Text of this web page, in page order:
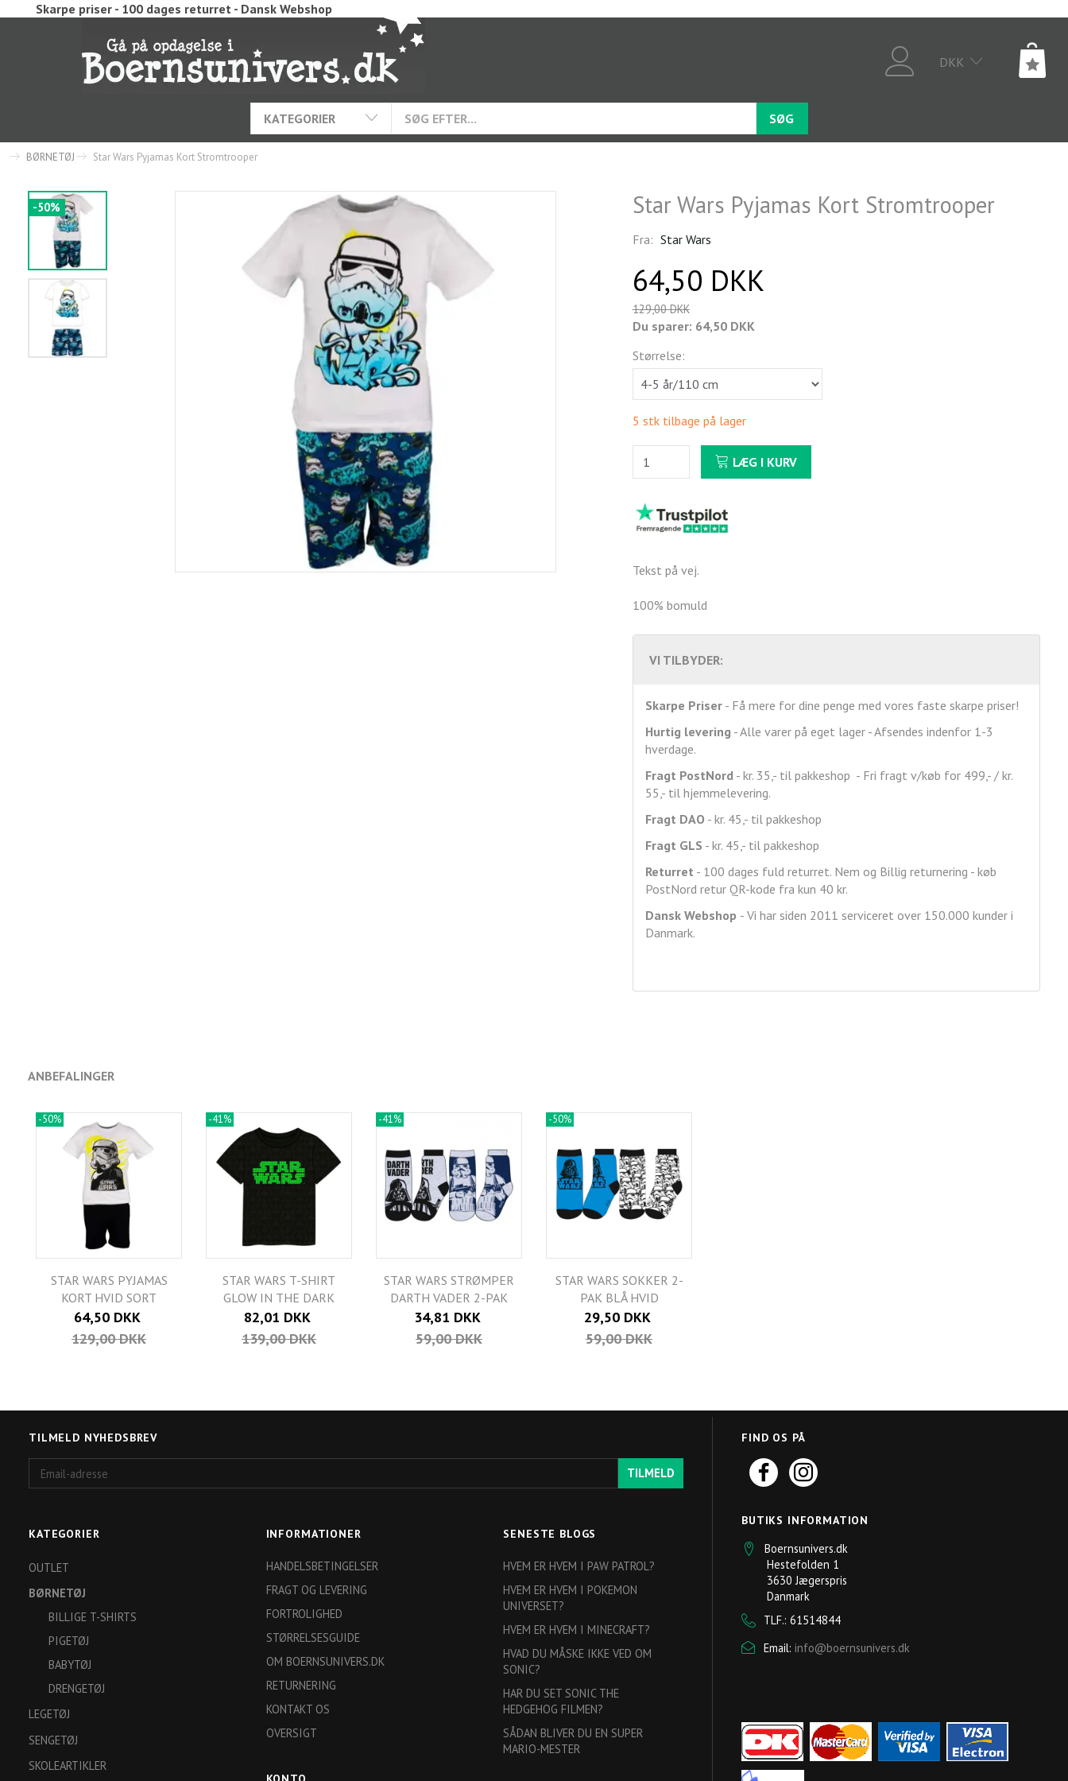
Skarpe priser - 100 dages returret - Dansk Webshop
DKK
KATEGORIER SØG
BØRNETØJ Star Wars Pyjamas Kort Stromtrooper
-50% Star Wars Pyjamas Kort Stromtrooper
Fra: Star Wars
64,50 DKK
129,00 DKK
Du sparer: 64,50 DKK
Størrelse:
5 stk tilbage på lager
LÆG I KURV
Tekst på vej.
100% bomuld
VI TILBYDER:
Skarpe Priser- Få mere for dine penge med vores faste skarpe priser!
Hurtig levering - Alle varer på eget lager - Afsendes indenfor 1-3
hverdage.
Fragt PostNord- kr. 35,- til pakkeshop - Fri fragt v/køb for 499,- / kr.
55,- til hjemmelevering.
Fragt DAO - kr. 45,- til pakkeshop
Fragt GLS - kr. 45,- til pakkeshop
Returret - 100 dages fuld returret. Nem og Billig returnering - køb
PostNord retur QR-kode fra kun 40 kr.
Dansk Webshop - Vi har siden 2011 serviceret over 150.000 kunder i
Danmark.
ANBEFALINGER
-50%
STAR WARS PYJAMAS
KORT HVID SORT
64,50 DKK
129,00 DKK
-41%
STAR WARS T-SHIRT
GLOW IN THE DARK
82,01 DKK
139,00 DKK
-41%
STAR WARS STRØMPER
DARTH VADER 2-PAK
34,81 DKK
59,00 DKK
-50%
STAR WARS SOKKER 2-
PAK BLÅ HVID
29,50 DKK
59,00 DKK
TILMELD NYHEDSBREV
adresse
TILMELD
KATEGORIER
OUTLET
BØRNETØJ
BILLIGE T-SHIRTS
PIGETØJ
BABYTØJ
DRENGETØJ
LEGETØJ
SENGETØJ
SKOLEARTIKLER
INFORMATIONER
HANDELSBETINGELSER
FRAGT OG LEVERING
FORTROLIGHED
STØRRELSESGUIDE
OM BOERNSUNIVERS.DK
RETURNERING
KONTAKT OS
OVERSIGT
SENESTE BLOGS
HVEM ER HVEM I PAW PATROL?
HVEM ER HVEM I POKEMON
UNIVERSET?
HVEM ER HVEM I MINECRAFT?
HVAD DU MÅSKE IKKE VED OM
SONIC?
HAR DU SET SONIC THE
HEDGEHOG FILMEN?
SÅDAN BLIVER DU EN SUPER
MARIO-MESTER
FIND OS PÅ
BUTIKS INFORMATION
Boernsunivers.dk
Hestefolden 1
3630 Jægerspris
Danmark
TLF.: 61514844
Email: info@boernsunivers.dk